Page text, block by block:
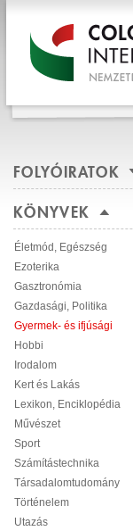
FOLYÓIRATOK
KÖNYVEK
Életmód, Egészség
Ezoterika
Gasztronómia
Gazdasági, Politika
Gyermek- és ifjúsági
Hobbi
Irodalom
Kert és Lakás
Lexikon, Enciklopédia
Művészet
Sport
Számítástechnika
Társadalomtudomány
Történelem
Utazás